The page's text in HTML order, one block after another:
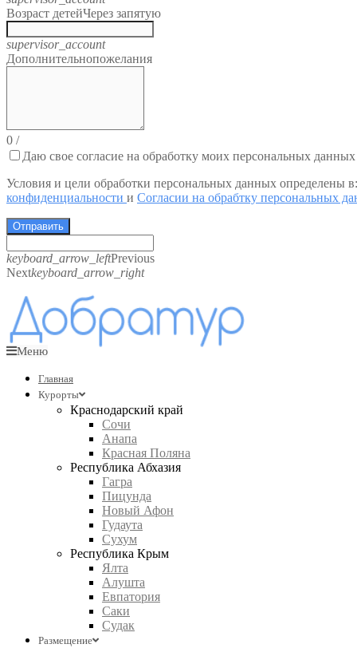
Возраст детейЧерез запятую
supervisor_account
Дополнительнопожелания
0 /
Даю свое согласие на обработку моих персональных данных
Условия и цели обработки персональных данных определены
конфиденциальности и Согласии на обрабтку персональных
Отправить
keyboard_arrow_leftPrevious
Nextkeyboard_arrow_right
Меню
Главная
Курорты
Краснодарский край
Сочи
Анапа
Красная Поляна
Республика Абхазия
Гагра
Пицунда
Новый Афон
Гудаута
Сухум
Республика Крым
Ялта
Алушта
Евпатория
Саки
Судак
Размещение